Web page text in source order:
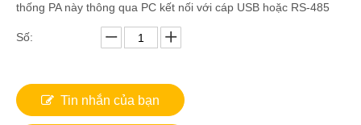
thống PA này thông qua PC kết nối với cáp USB hoặc RS-485
Số:
Tin nhắn của bạn